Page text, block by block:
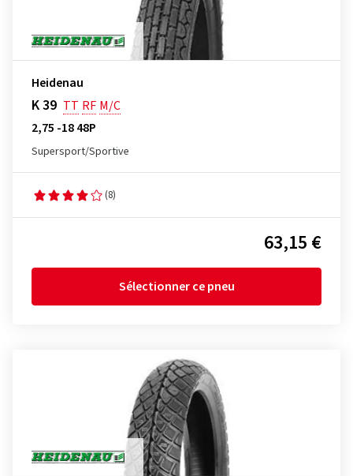
Heidenau
K 39 TT RF M/C
2,75 -18 48P
Supersport/Sportive
(8)
63,15 €
Sélectionner ce pneu